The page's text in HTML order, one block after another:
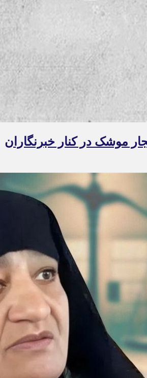
موشک‌ در کنار خبرنگاران